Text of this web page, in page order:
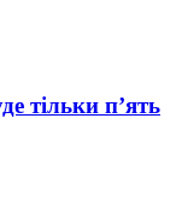
тільки п’ять